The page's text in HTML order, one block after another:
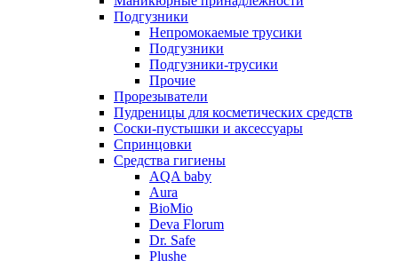
Подгузники
Непромокаемые трусики
Подгузники
Подгузники-трусики
Прочие
Прорезыватели
Пудреницы для косметических средств
Соски-пустышки и аксессуары
Спринцовки
Средства гигиены
AQA baby
Aura
BioMio
Deva Florum
Dr. Safe
Plushe